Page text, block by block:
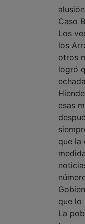
Caso
Los
los
otros
logró
esas
que la
que lo
La